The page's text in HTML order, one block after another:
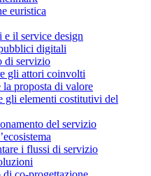
euristica
e il service design
digitali
di servizio
gli attori coinvolti
la proposta di valore
gli elementi costitutivi del
del servizio
i flussi di servizio